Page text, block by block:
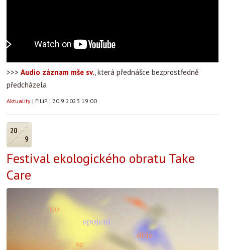
>>> Audio záznam mše sv., která přednášce bezprostředně
předcházela
Aktuality | FiLiP | 20.9.2023 19:00
20
9
Festival ekologického obratu Take
Care